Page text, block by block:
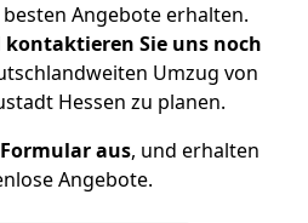
Angebote erhalten.
kontaktieren Sie uns noch
Umzug von
Hessen zu planen.
aus, und erhalten
Angebote.